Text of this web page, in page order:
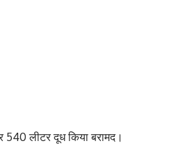
540 लीटर दूध किया बरामद।